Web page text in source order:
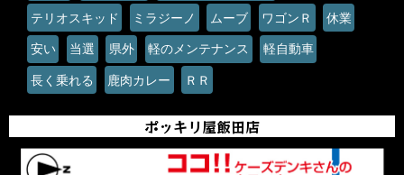
テリオスキッド ミラジーノ ムーブ ワゴンＲ 休業
安い 当選 県外 軽のメンテナンス 軽自動車
長く乗れる 鹿肉カレー ＲＲ
ポッキリ屋飯田店